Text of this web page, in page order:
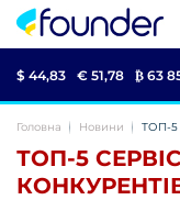
$ 44,83 € 51,78 ₿ 63
Головна Новини ТОП-5
ТОП-5